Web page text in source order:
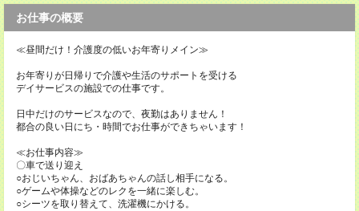
お仕事の概要
≪昼間だけ！介護度の低いお年寄りメイン≫
お年寄りが日帰りで介護や生活のサポートを受ける
デイサービスの施設での仕事です。
日中だけのサービスなので、夜勤はありません！
都合の良い日にち・時間でお仕事ができちゃいます！
≪お仕事内容≫
〇車で送り迎え
○おじいちゃん、おばあちゃんの話し相手になる。
○ゲームや体操などのレクを一緒に楽しむ。
○シーツを取り替えて、洗濯機にかける。